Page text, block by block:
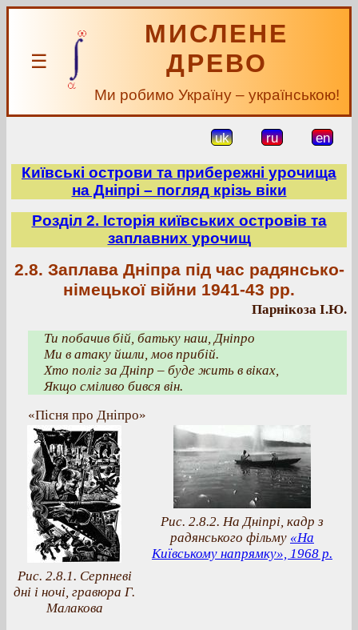
☰
МИСЛЕНЕ
ДРЕВО
Ми робимо Україну – українською!
uk ru en
Київські острови та прибережні урочища
на Дніпрі – погляд крізь віки
Розділ 2. Історія київських островів та
заплавних урочищ
2.8. Заплава Дніпра під час радянсько-
німецької війни 1941-43 рр.
Парнікоза І.Ю.
Ти побачив бій, батьку наш, Дніпро
Ми в атаку йшли, мов прибій.
Хто поліг за Дніпр – буде жить в віках,
Якщо сміливо бився він.
«Пісня про Дніпро»
Рис. 2.8.1. Серпневі
дні і ночі, гравюра Г.
Малакова
Рис. 2.8.2. На Дніпрі, кадр з
радянського фільму «На
Київському напрямку», 1968 р.